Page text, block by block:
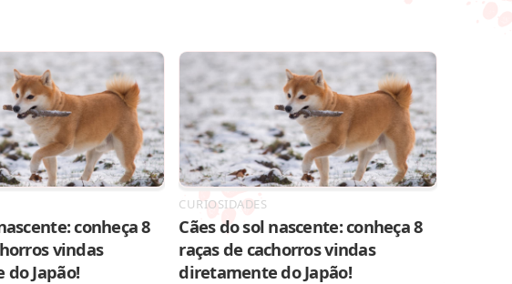
conheça 8
vindas
Japão!
CURIOSIDADES
Cães do sol nascente: conheça 8
raças de cachorros vindas
diretamente do Japão!